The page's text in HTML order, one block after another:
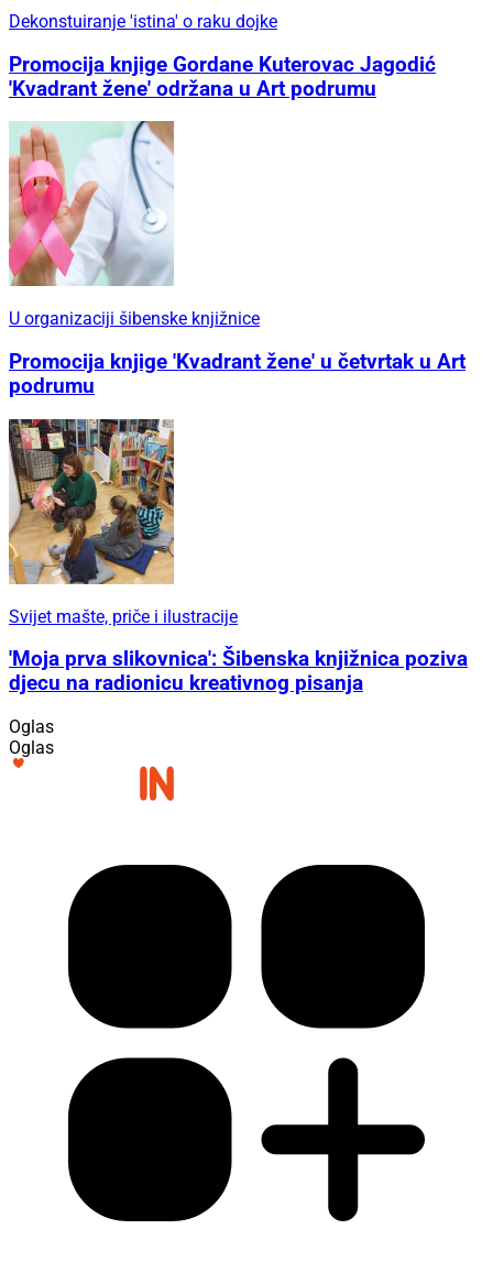
Dekonstuiranje 'istina' o raku dojke
Promocija knjige Gordane Kuterovac Jagodić
'Kvadrant žene' održana u Art podrumu
U organizaciji šibenske knjižnice
Promocija knjige 'Kvadrant žene' u četvrtak u Art
podrumu
Svijet mašte, priče i ilustracije
'Moja prva slikovnica': Šibenska knjižnica poziva
djecu na radionicu kreativnog pisanja
Oglas
Oglas